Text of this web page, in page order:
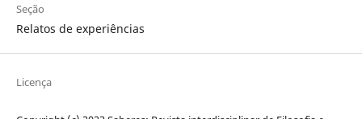
Seção
Relatos de experiências
Licença